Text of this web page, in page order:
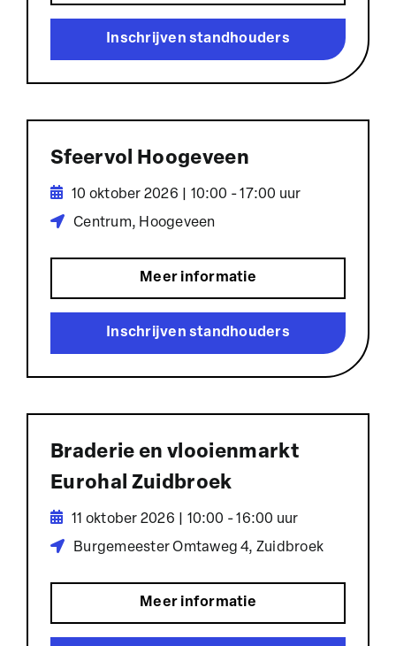
Inschrijven standhouders
Sfeervol Hoogeveen
10 oktober 2026 | 10:00 - 17:00 uur
Centrum, Hoogeveen
Meer informatie
Inschrijven standhouders
Braderie en vlooienmarkt
Eurohal Zuidbroek
11 oktober 2026 | 10:00 - 16:00 uur
Burgemeester Omtaweg 4, Zuidbroek
Meer informatie